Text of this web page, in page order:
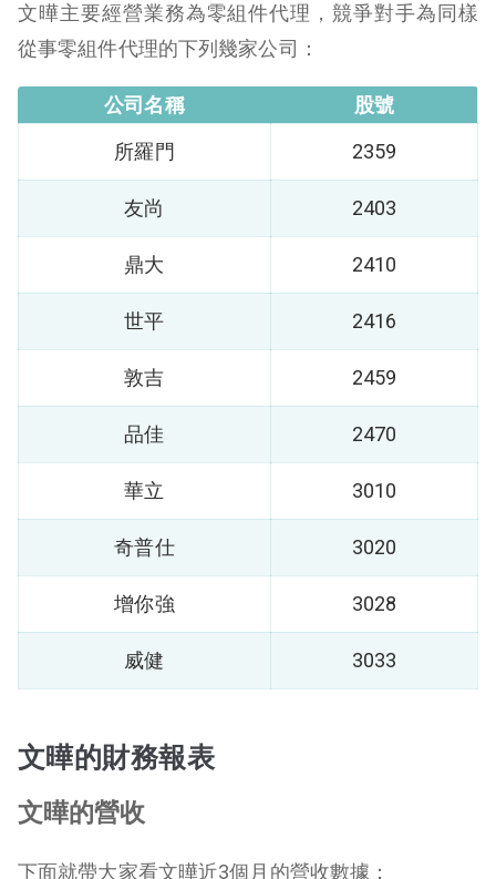
文曄主要經營業務為零組件代理，競爭對手為同樣
從事零組件代理的下列幾家公司：
公司名稱
股號
所羅門
2359
友尚 2403
鼎大 2410
世平 2416
敦吉 2459
品佳 2470
華立 3010
奇普仕 3020
增你強 3028
威健 3033
文曄的財務報表
文曄的營收
下面就帶大家看文曄近3個月的營收數據：